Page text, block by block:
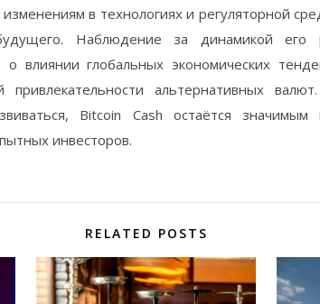
изменениям в технологиях и регуляторной
Наблюдение за динамикой его
влиянии глобальных экономических
альтернативных
Bitcoin Cash остаётся
инвесторов.
RELATED POSTS